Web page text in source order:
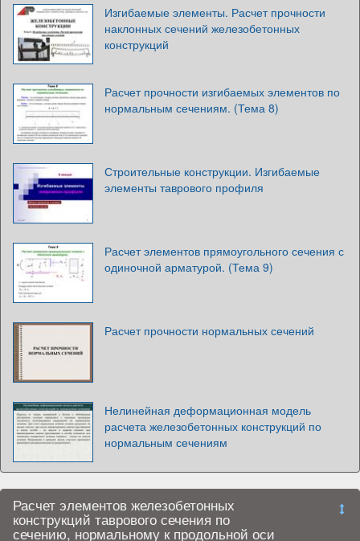
Изгибаемые элементы. Расчет прочности
наклонных сечений железобетонных
конструкций
Расчет прочности изгибаемых элементов по
нормальным сечениям. (Тема 8)
Строительные конструкции. Изгибаемые
элементы таврового профиля
Расчет элементов прямоугольного сечения с
одиночной арматурой. (Тема 9)
Расчет прочности нормальных сечений
Нелинейная деформационная модель
расчета железобетонных конструкций по
нормальным сечениям
Расчет элементов железобетонных
конструкций таврового сечения по
сечению, нормальному к продольной оси